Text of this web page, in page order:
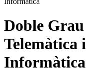
Doble
Telemàtica
Informàtica